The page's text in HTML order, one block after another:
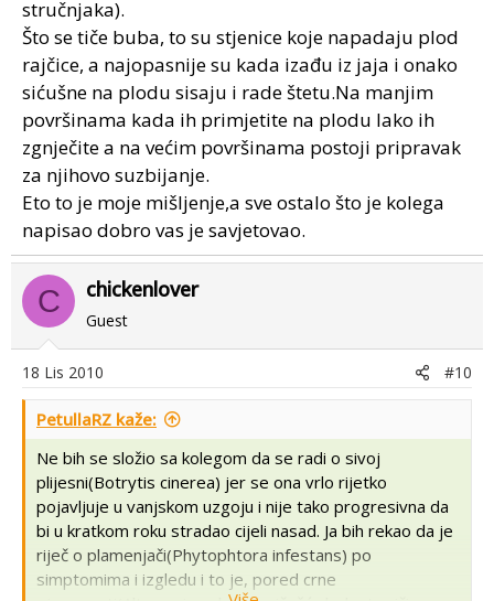
stručnjaka).
Što se tiče buba, to su stjenice koje napadaju plod
rajčice, a najopasnije su kada izađu iz jaja i onako
sićušne na plodu sisaju i rade štetu.Na manjim
površinama kada ih primjetite na plodu lako ih
zgnječite a na većim površinama postoji pripravak
za njihovo suzbijanje.
Eto to je moje mišljenje,a sve ostalo što je kolega
napisao dobro vas je savjetovao.
C chickenlover
Guest
18 Lis 2010 #10
PetullaRZ kaže:
Ne bih se složio sa kolegom da se radi o sivoj
plijesni(Botrytis cinerea) jer se ona vrlo rijetko
pojavljuje u vanjskom uzgoju i nije tako progresivna da
bi u kratkom roku stradao cijeli nasad. Ja bih rekao da je
riječ o plamenjači(Phytophtora infestans) po
simptomima i izgledu i to je, pored crne